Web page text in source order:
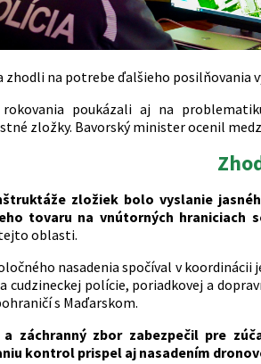
zhodli na potrebe ďalšieho posilňovania
rokovania poukázali aj na
zložky. Bavorský minister ocenil
zložiek bolo vyslanie
tovaru na vnútorných hraniciach
oblasti.
nasadenia spočíval v
cudzineckej polície, poriadkovej a
s Maďarskom.
a záchranný zbor zabezpečil pre
kontrol prispel aj nasadením